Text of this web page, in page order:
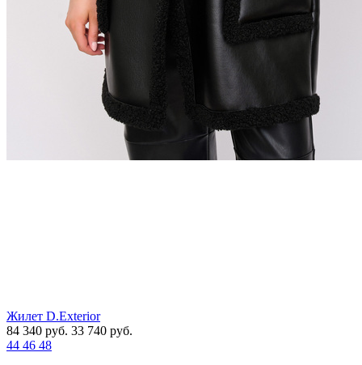
Жилет D.Exterior
84 340 руб. 33 740 руб.
44 46 48